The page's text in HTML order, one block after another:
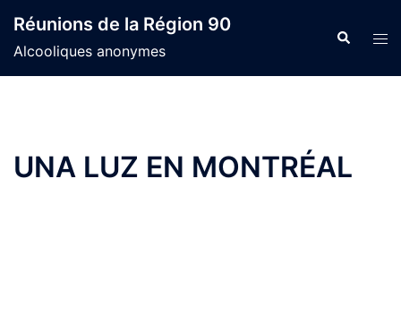
content
Réunions de la Région 90
Alcooliques anonymes
Search
UNA LUZ EN MONTRÉAL